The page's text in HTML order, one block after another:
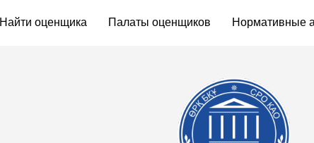
Найти оценщика Палаты оценщиков Нормативные